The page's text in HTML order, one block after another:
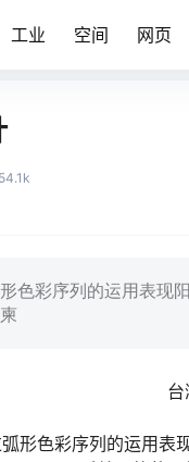
工业 空间 网页
54.1k
色彩序列的运用表现
形色彩序列的运用表